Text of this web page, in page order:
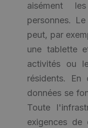
aisément
personnes.
peut, par
une tablette
activités ou
résidents.
données se
Toute
exigences de